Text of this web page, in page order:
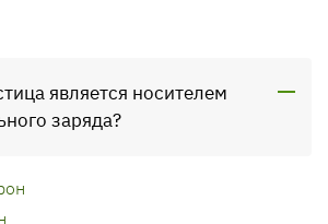
является носителем
заряда?